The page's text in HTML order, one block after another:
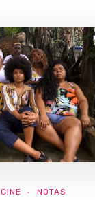
CINE NOTAS